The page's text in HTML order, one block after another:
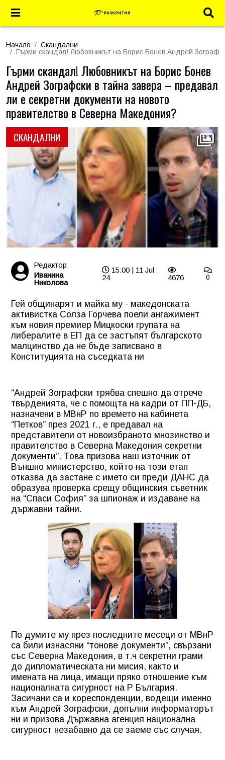
Начало
Скандални
Гърми скандал! Любовникът на Борис Бонев Андрей
СКАНДАЛНИ
Гърми скандал! Любовникът на Борис Бонев
Андрей Зографски в тайна завера – предавал
ли е секретни документи на новото
правителство в Северна Македония?
Редактор:
Иванина
Николова
15:00 | 11 Jul
24
4676 0
Гей общинарят и майка му - македонската
активистка Солза Горчева поели ангажимент
към новия премиер Мицкоски групата на
либералите в ЕП да се застъпят българското
малцинство да не бъде записвано в
Конституцията на съседката ни
“Андрей Зографски трябва спешно да отрече
твърденията, че с помощта на кадри от ПП-ДБ,
назначени в МВнР по времето на кабинета
“Петков” през 2021 г., е предавал на
представители от новоизбраното мнозинство и
правителство в Северна Македония секретни
документи”. Това призова наш източник от
Външно министерство, който на този етап
отказва да застане с името си преди ДАНС да
образува проверка срещу общинския съветник
на “Спаси София” за шпионаж и издаване на
държавни тайни.
По думите му през последните месеци от МВнР
са били изнасяни “тонове документи”, свързани
със Северна Македония, в т.ч секретни грами
до дипломатическата ни мисия, както и
имената на лица, имащи пряко отношение към
националната сигурност на Р България.
Засичани са и кореспонденции, водещи именно
към Андрей Зографски, допълни информаторът
ни и призова Държавна агенция национална
сигурност незабавно да се заеме със случая.